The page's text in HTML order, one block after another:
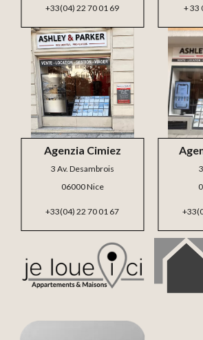
Agenzia Cimiez
3 Av. Desambrois
06000 Nice
+33(04) 22 70 01 67
+ 33
+33(04) 22 70 01 69